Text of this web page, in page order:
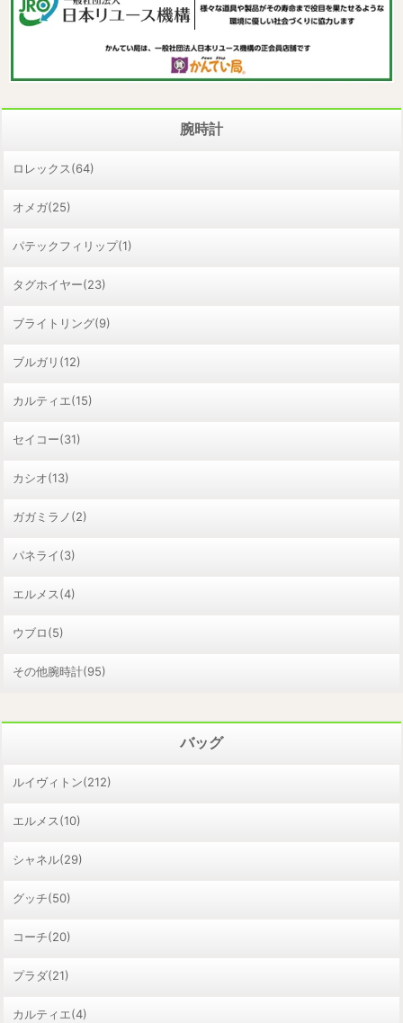
腕時計
ロレックス(64)
オメガ(25)
パテックフィリップ(1)
タグホイヤー(23)
ブライトリング(9)
ブルガリ(12)
カルティエ(15)
セイコー(31)
カシオ(13)
ガガミラノ(2)
パネライ(3)
エルメス(4)
ウブロ(5)
その他腕時計(95)
バッグ
ルイヴィトン(212)
エルメス(10)
シャネル(29)
グッチ(50)
コーチ(20)
プラダ(21)
カルティエ(4)